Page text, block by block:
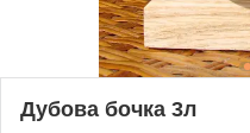
Дубова бочка 3л